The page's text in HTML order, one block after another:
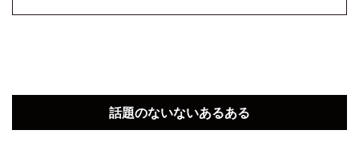
話題のないないあるある